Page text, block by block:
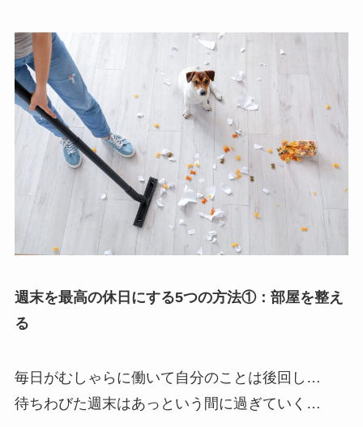
週末を最高の休日にする5つの方法①：部屋を整え
る
毎日がむしゃらに働いて自分のことは後回し…
待ちわびた週末はあっという間に過ぎていく…